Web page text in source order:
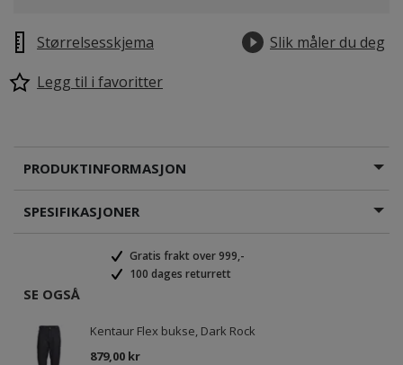
Størrelsesskjema
Slik måler du deg
Legg til i favoritter
PRODUKTINFORMASJON
SPESIFIKASJONER
Gratis frakt over 999,-
100 dages returrett
SE OGSÅ
Kentaur Flex bukse, Dark Rock
879,00 kr